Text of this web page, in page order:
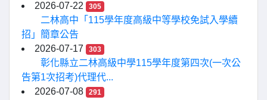
2026-07-22
305
二林高中「115學年度高級中等學校免試入學續
招」簡章公告
2026-07-17
303
彰化縣立二林高級中學115學年度第四次(一次公
告第1次招考)代理代...
2026-07-08
291